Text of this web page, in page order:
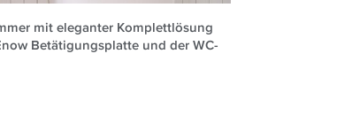
mit eleganter Komplettlösung
Betätigungsplatte und der WC-